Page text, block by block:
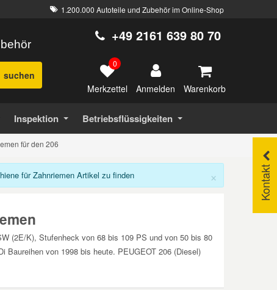
1.200.000 Autoteile und Zubehör im Online-Shop
suchen
+49 2161 639 80 70
0
Merkzettel Anmelden Warenkorb
Inspektion Betriebsflüssigkeiten
für den 206
Kontakt
×
für Zahnriemen Artikel zu finden
(2E/K), Stufenheck von 68 bis 109 PS und von 50 bis 80
von 1998 bis heute. PEUGEOT 206 (Diesel)